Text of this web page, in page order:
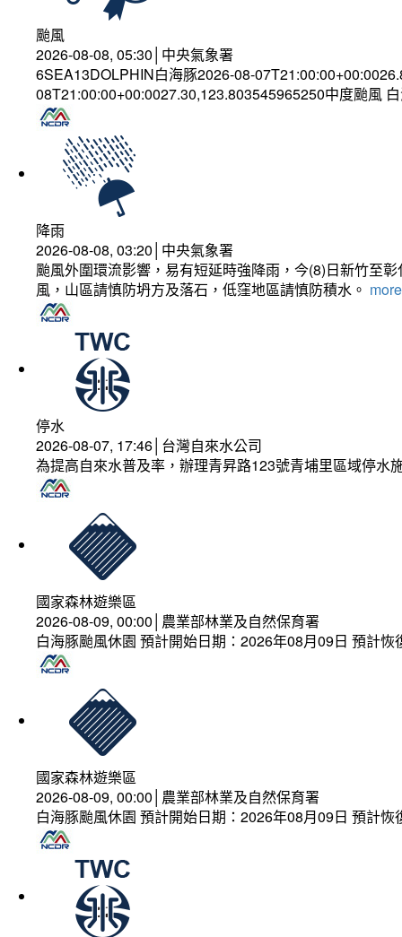
颱風
2026-08-08, 05:30│中央氣象署
6SEA13DOLPHIN白海豚2026-08-
08T21:00:00+00:0027.30,123.803545965250中度颱風
降雨
2026-08-08, 03:20│中央氣象署
颱風外圍環流影響，易有短延時強降雨，今(8)日新竹至
風，山區請慎防坍方及落石，低窪地區請慎防積水。
停水
2026-08-07, 17:46│台灣自來水公司
為提高自來水普及率，辦理青昇路123號青埔里區域停水
國家森林遊樂區
2026-08-09, 00:00│農業部林業及自然保育署
白海豚颱風休園 預計開始日期：2026年08月09日 預計
國家森林遊樂區
2026-08-09, 00:00│農業部林業及自然保育署
白海豚颱風休園 預計開始日期：2026年08月09日 預計